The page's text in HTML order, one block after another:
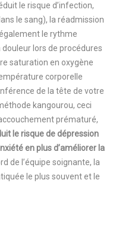
le risque d’infection,
le sang), la réadmission
le rythme
lors de procédures
saturation en oxygène
corporelle
de la tête de votre
kangourou, ceci
prématuré,
le risque de dépression
en plus d’améliorer la
de l’équipe soignante, la
le plus souvent et le